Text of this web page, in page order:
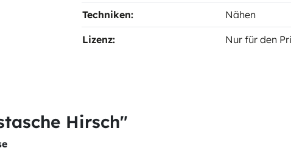
Techniken: Nähen
Lizenz: Nur für den
Hirsch"